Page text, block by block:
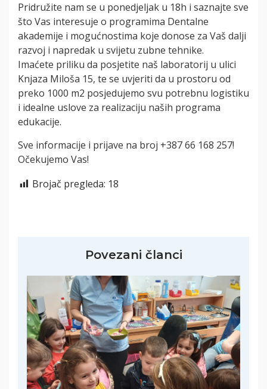
Pridružite nam se u ponedjeljak u 18h i saznajte sve
što Vas interesuje o programima Dentalne
akademije i mogućnostima koje donose za Vaš dalji
razvoj i napredak u svijetu zubne tehnike.
Imaćete priliku da posjetite naš laboratorij u ulici
Knjaza Miloša 15, te se uvjeriti da u prostoru od
preko 1000 m2 posjedujemo svu potrebnu logistiku
i idealne uslove za realizaciju naših programa
edukacije.
Sve informacije i prijave na broj +387 66 168 257!
Očekujemo Vas!
Brojač pregleda: 18
Povezani članci